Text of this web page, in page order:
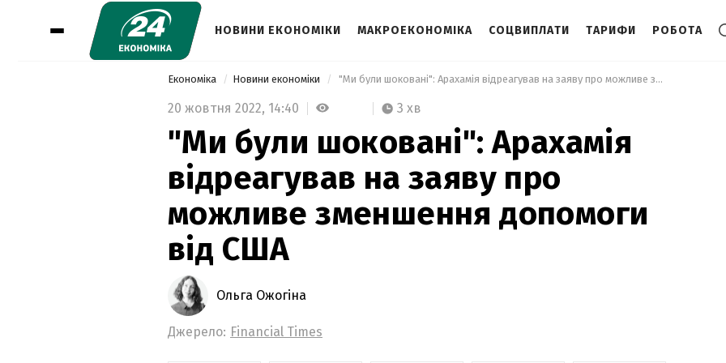
НОВИНИ ЕКОНОМІКИ МАКРОЕКОНОМІКА СОЦВИПЛАТИ ТАРИФИ РОБОТА
Економіка Новини економіки "Ми були шоковані": Арахамія відреагував на заяву про можливе зменшення допомоги від США
20 жовтня 2022, 14:40 3 хв
"Ми були шоковані": Арахамія
відреагував на заяву про
можливе зменшення допомоги
від США
Ольга Ожогіна
Джерело: Financial Times